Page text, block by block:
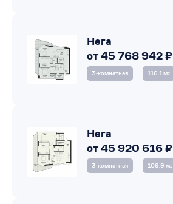
Нега
от 45 768 942 ₽
3‑комнатная 116.1 м2
Нега
от 45 920 616 ₽
3‑комнатная 109.9 м2